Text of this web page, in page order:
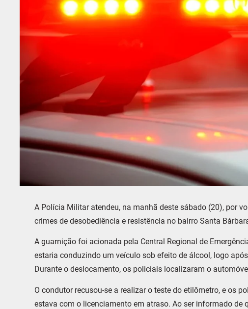
A Polícia Militaratendeu, na manhã deste sábado (20), por
crimes de desobediência e resistência no bairro Santa
A guarnição foi acionada pela Central Regional de
estaria conduzindo um veículo sob efeito de álcool, logo
Durante o deslocamento, os policiais localizaram o
O condutor recusou-se a realizar o teste do etilômetro, e os
estava com o licenciamento em atraso. Ao ser informado de